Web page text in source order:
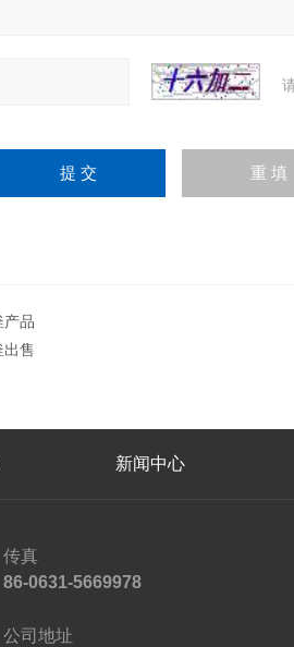
产品
出售
新闻中心
传真
86-0631-5669978
公司地址